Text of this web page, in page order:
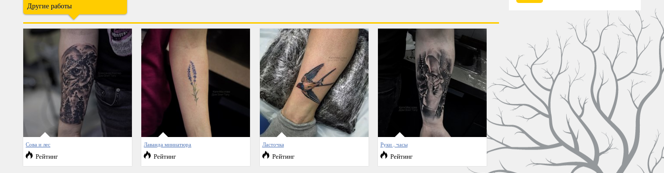
Другие работы
Сова и лес
Рейтинг
Лаванда миниатюра
Рейтинг
Ласточка
Рейтинг
Руки , часы
Рейтинг